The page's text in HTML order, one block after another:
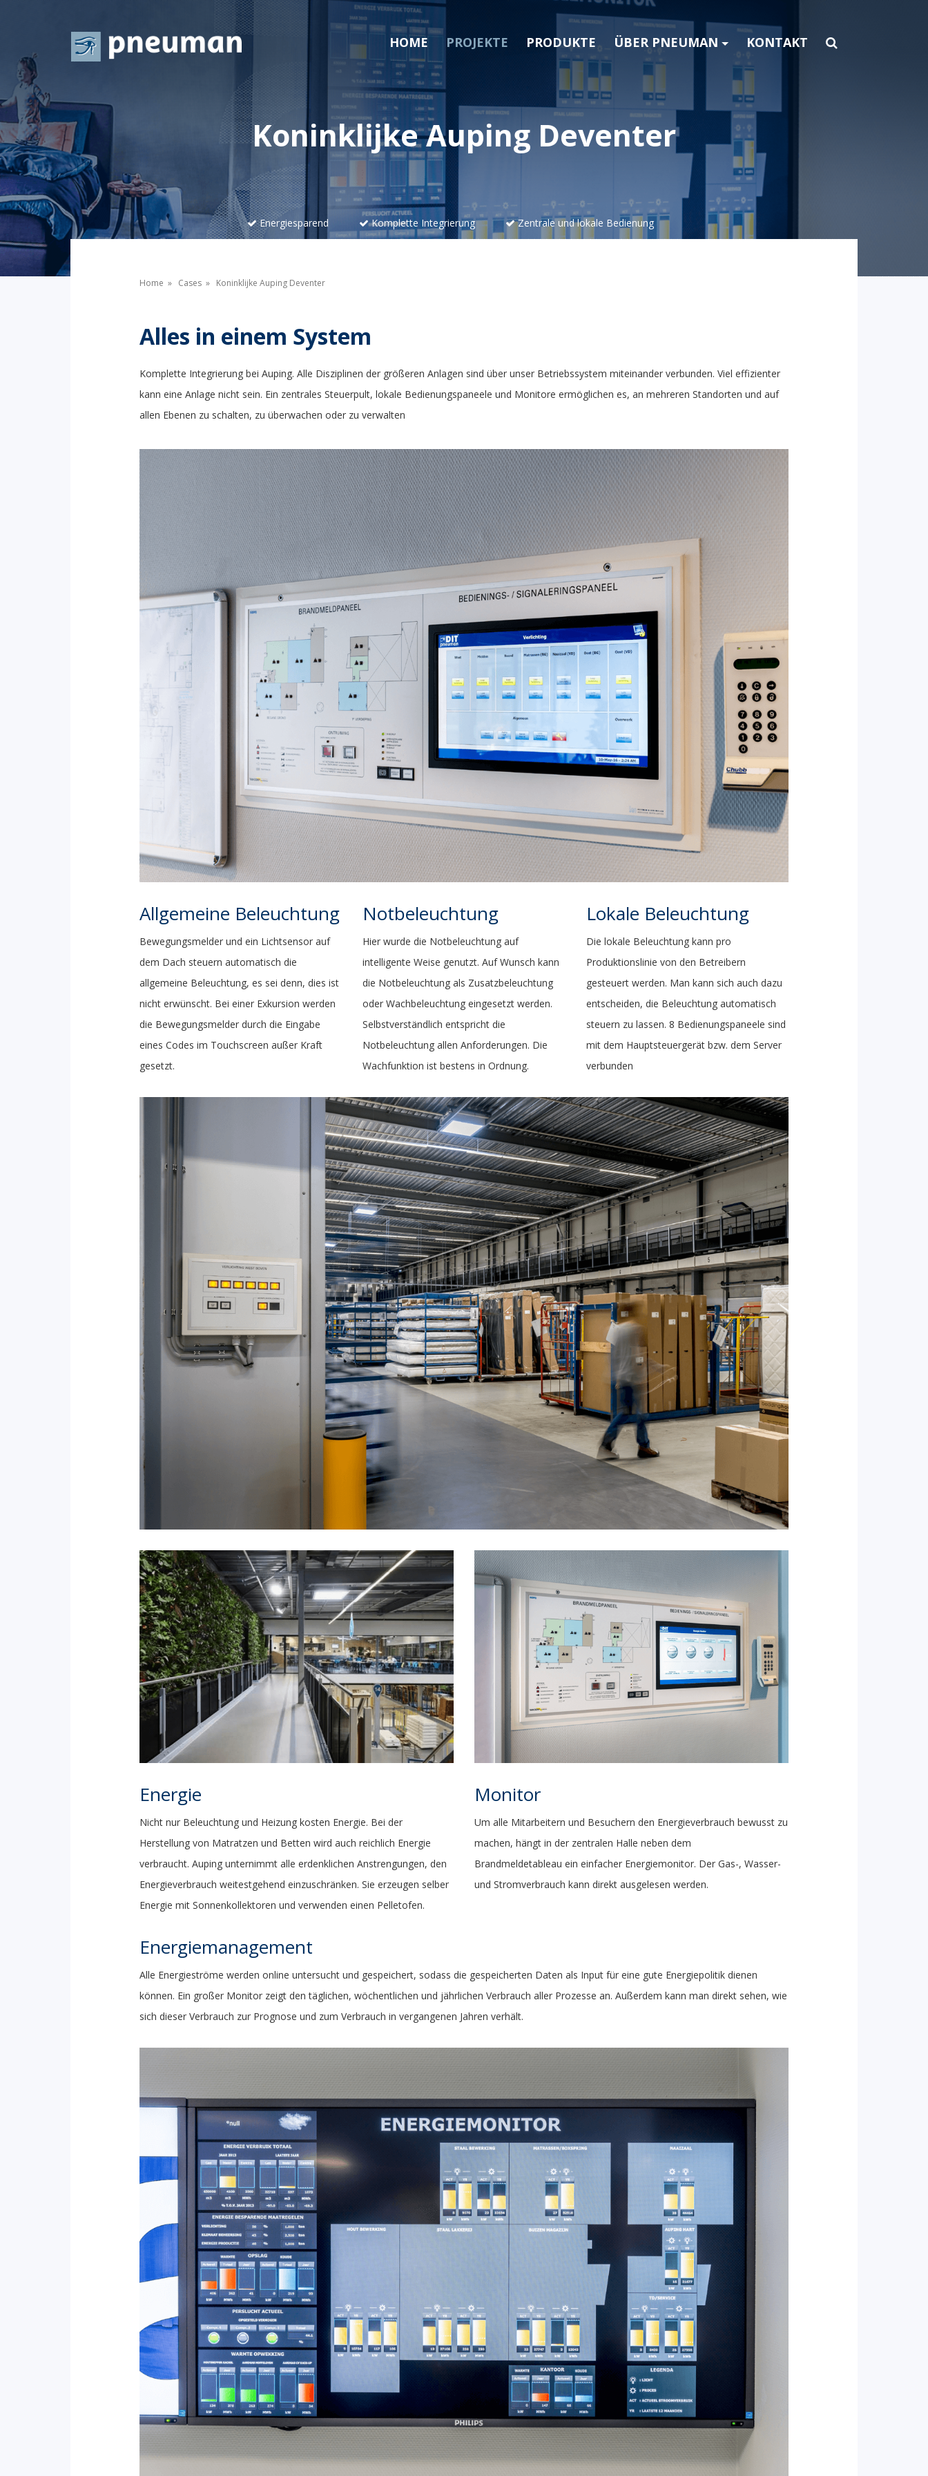
HOME PROJEKTE PRODUKTE ÜBER PNEUMAN KONTAKT
Koninklijke Auping Deventer
Energiesparend Komplette Integrierung Zentrale und lokale Bedienung
Home » Cases » Koninklijke Auping Deventer
Alles in einem System
Komplette Integrierung bei Auping. Alle Disziplinen der größeren Anlagen sind über unser Betriebssystem miteinander verbunden. Viel effizienter
kann eine Anlage nicht sein. Ein zentrales Steuerpult, lokale Bedienungspaneele und Monitore ermöglichen es, an mehreren Standorten und auf
allen Ebenen zu schalten, zu überwachen oder zu verwalten
Allgemeine Beleuchtung
Bewegungsmelder und ein Lichtsensor auf
dem Dach steuern automatisch die
allgemeine Beleuchtung, es sei denn, dies ist
nicht erwünscht. Bei einer Exkursion werden
die Bewegungsmelder durch die Eingabe
eines Codes im Touchscreen außer Kraft
gesetzt.
Notbeleuchtung
Hier wurde die Notbeleuchtung auf
intelligente Weise genutzt. Auf Wunsch kann
die Notbeleuchtung als Zusatzbeleuchtung
oder Wachbeleuchtung eingesetzt werden.
Selbstverständlich entspricht die
Notbeleuchtung allen Anforderungen. Die
Wachfunktion ist bestens in Ordnung.
Lokale Beleuchtung
Die lokale Beleuchtung kann pro
Produktionslinie von den Betreibern
gesteuert werden. Man kann sich auch dazu
entscheiden, die Beleuchtung automatisch
steuern zu lassen. 8 Bedienungspaneele sind
mit dem Hauptsteuergerät bzw. dem Server
verbunden
Energie
Nicht nur Beleuchtung und Heizung kosten Energie. Bei der
Herstellung von Matratzen und Betten wird auch reichlich Energie
verbraucht. Auping unternimmt alle erdenklichen Anstrengungen, den
Energieverbrauch weitestgehend einzuschränken. Sie erzeugen selber
Energie mit Sonnenkollektoren und verwenden einen Pelletofen.
Monitor
Um alle Mitarbeitern und Besuchern den Energieverbrauch bewusst zu
machen, hängt in der zentralen Halle neben dem
Brandmeldetableau ein einfacher Energiemonitor. Der Gas-, Wasser-
und Stromverbrauch kann direkt ausgelesen werden.
Energiemanagement
Alle Energieströme werden online untersucht und gespeichert, sodass die gespeicherten Daten als Input für eine gute Energiepolitik dienen
können. Ein großer Monitor zeigt den täglichen, wöchentlichen und jährlichen Verbrauch aller Prozesse an. Außerdem kann man direkt sehen, wie
sich dieser Verbrauch zur Prognose und zum Verbrauch in vergangenen Jahren verhält.